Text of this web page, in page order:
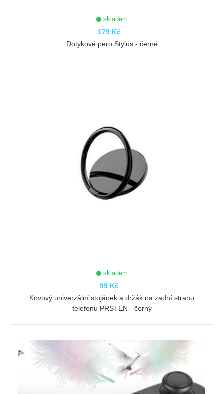
skladem
179 Kč
Dotykové pero Stylus - černé
skladem
99 Kč
Kovový univerzální stojánek a držák na zadní stranu
telefonu PRSTEN - černý